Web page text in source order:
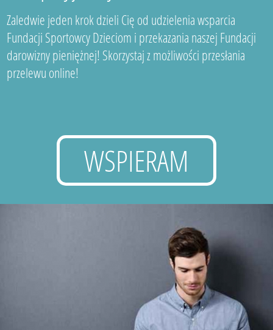
Zaledwie jeden krok dzieli Cię od udzielenia wsparcia
Fundacji Sportowcy Dzieciom i przekazania naszej Fundacji
darowizny pieniężnej! Skorzystaj z możliwości przesłania
przelewu online!
WSPIERAM